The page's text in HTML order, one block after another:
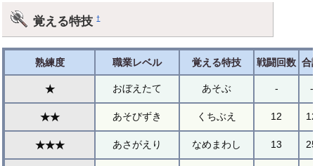
覚える特技†
熟練度 職業レベル 覚える特技 戦闘回数 合
★ おぼえたて あそぶ - -
★★ あそびずき くちぶえ 12
★★★ あさがえり なめまわし 13